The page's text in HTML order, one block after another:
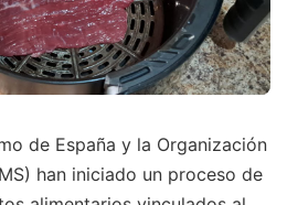
de España y la Organización
han iniciado un proceso de